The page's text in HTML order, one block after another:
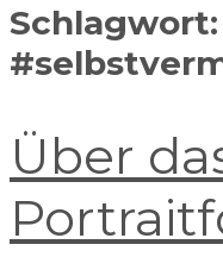
Schlagwort:
Über